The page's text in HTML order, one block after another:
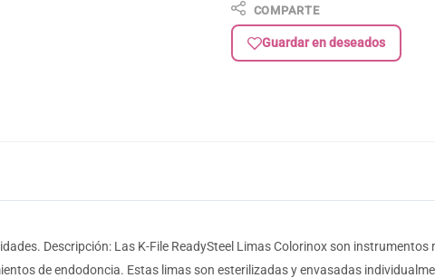
COMPARTE
Guardar en deseados
Descripción: Las K-File ReadySteel Limas Colorinox son
de endodoncia. Estas limas son esterilizadas y envasadas